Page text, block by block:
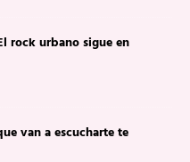
rock urbano sigue en
van a escucharte te